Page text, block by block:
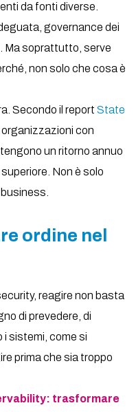
da fonti diverse.
governance dei
Ma soprattutto, serve
non solo che cosa è
Secondo il reportState
organizzazioni con
un ritorno annuo
Non è solo
ordine nel
reagire non basta
di prevedere, di
i sistemi, come si
prima che sia troppo
trasformare